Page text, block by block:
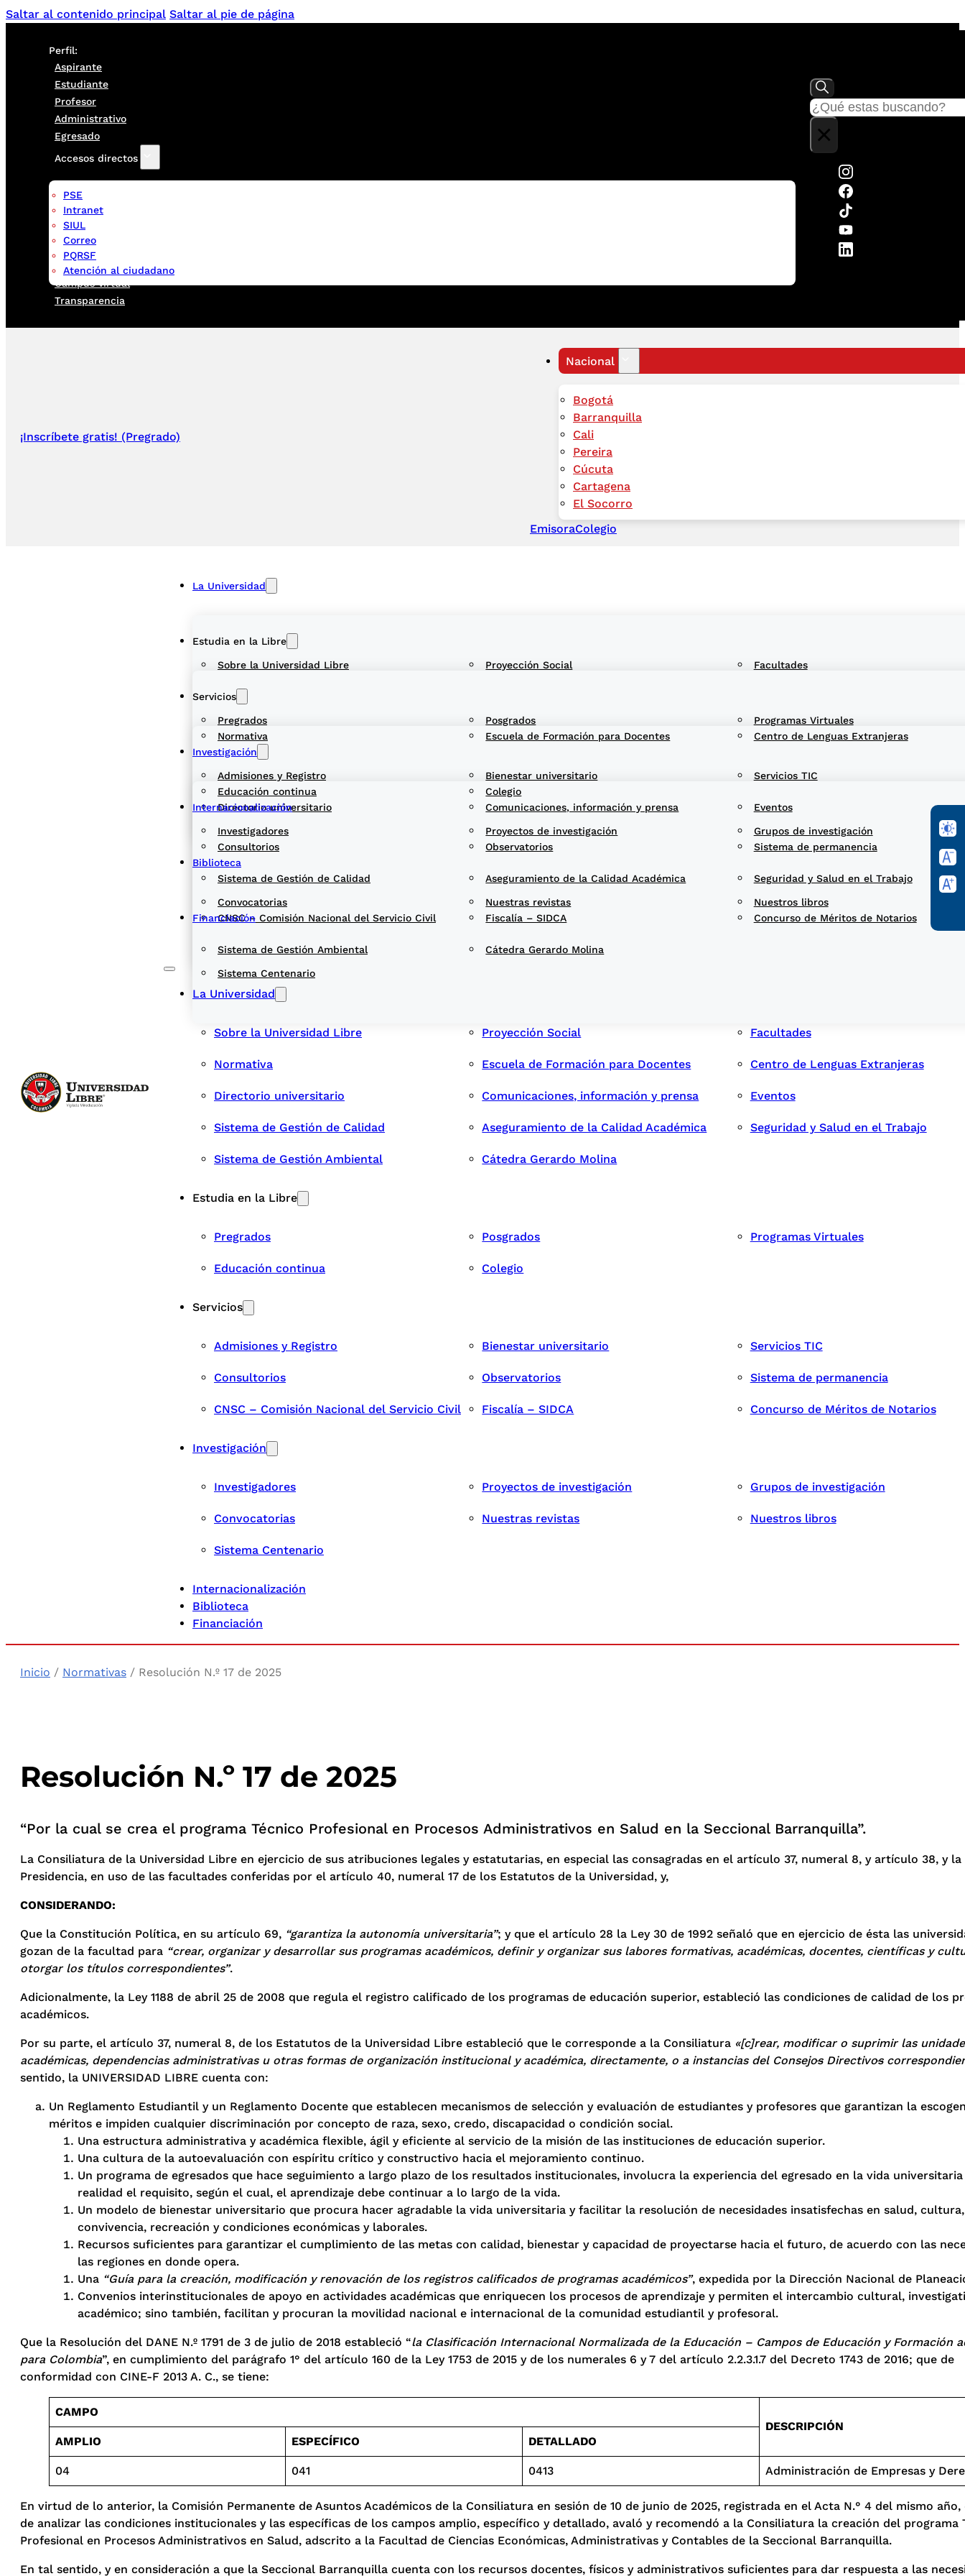
Saltar al contenido principal Saltar al pie de página
Perfil:
Aspirante
Estudiante
Profesor
Administrativo
Egresado
Accesos directos
PSE
Intranet
SIUL
Correo
PQRSF
Atención al ciudadano
Campus virtual
Transparencia
Buscar
×
¡Inscríbete gratis! (Pregrado)
Nacional
Bogotá
Barranquilla
Cali
Pereira
Cúcuta
Cartagena
El Socorro
EmisoraColegio
La Universidad
Sobre la Universidad Libre Proyección Social Facultades
Normativa Escuela de Formación para Docentes Centro de Lenguas Extranjeras
Directorio universitario Comunicaciones, información y prensa Eventos
Sistema de Gestión de Calidad Aseguramiento de la Calidad Académica Seguridad y Salud en el Trabajo
Sistema de Gestión Ambiental Cátedra Gerardo Molina
Estudia en la Libre
Pregrados Posgrados Programas Virtuales
Educación continua Colegio
Servicios
Admisiones y Registro Bienestar universitario Servicios TIC
Consultorios Observatorios Sistema de permanencia
CNSC – Comisión Nacional del Servicio Civil Fiscalía – SIDCA Concurso de Méritos de Notarios
Investigación
Investigadores Proyectos de investigación Grupos de investigación
Convocatorias Nuestras revistas Nuestros libros
Sistema Centenario
Internacionalización
Biblioteca
Financiación
La Universidad
Sobre la Universidad Libre Proyección Social Facultades
Normativa Escuela de Formación para Docentes Centro de Lenguas Extranjeras
Directorio universitario Comunicaciones, información y prensa Eventos
Sistema de Gestión de Calidad Aseguramiento de la Calidad Académica Seguridad y Salud en el Trabajo
Sistema de Gestión Ambiental Cátedra Gerardo Molina
Estudia en la Libre
Pregrados Posgrados Programas Virtuales
Educación continua Colegio
Servicios
Admisiones y Registro Bienestar universitario Servicios TIC
Consultorios Observatorios Sistema de permanencia
CNSC – Comisión Nacional del Servicio Civil Fiscalía – SIDCA Concurso de Méritos de Notarios
Investigación
Investigadores Proyectos de investigación Grupos de investigación
Convocatorias Nuestras revistas Nuestros libros
Sistema Centenario
Internacionalización
Biblioteca
Financiación
Inicio / Normativas / Resolución N.º 17 de 2025
Resolución N.º 17 de 2025
“Por la cual se crea el programa Técnico Profesional en Procesos Administrativos en Salud en la Seccional Barranquilla”.
La Consiliatura de la Universidad Libre en ejercicio de sus atribuciones legales y estatutarias, en especial las consagradas en el artículo 37, numeral 8, y artículo 38, y la
Presidencia, en uso de las facultades conferidas por el artículo 40, numeral 17 de los Estatutos de la Universidad, y,
CONSIDERANDO:
Que la Constitución Política, en su artículo 69, “garantiza la autonomía universitaria”; y que el artículo 28 la Ley 30 de 1992 señaló que en ejercicio de ésta las
gozan de la facultad para “crear, organizar y desarrollar sus programas académicos, definir y organizar sus labores formativas, académicas, docentes, científicas y
otorgar los títulos correspondientes”.
Adicionalmente, la Ley 1188 de abril 25 de 2008 que regula el registro calificado de los programas de educación superior, estableció las condiciones de calidad de los
académicos.
Por su parte, el artículo 37, numeral 8, de los Estatutos de la Universidad Libre estableció que le corresponde a la Consiliatura «[c]rear, modificar o suprimir las
académicas, dependencias administrativas u otras formas de organización institucional y académica, directamente, o a instancias del ConsejosDirectivos
sentido, la UNIVERSIDAD LIBRE cuenta con:
Un Reglamento Estudiantil y un Reglamento Docente que establecen mecanismos de selección y evaluación de estudiantes y profesores que garantizan la
méritos e impiden cualquier discriminación por concepto de raza, sexo, credo, discapacidad o condición social.
Una estructura administrativa y académica flexible, ágil y eficiente al servicio de la misión de las instituciones de educación superior.
Una cultura de la autoevaluación con espíritu crítico y constructivo hacia el mejoramiento continuo.
Un programa de egresados que hace seguimiento a largo plazo de los resultados institucionales, involucra la experiencia del egresado en la vida universitaria
realidad el requisito, según el cual, el aprendizaje debe continuar a lo largo de la vida.
Un modelo de bienestar universitario que procura hacer agradable la vida universitaria y facilitar la resolución de necesidades insatisfechas en salud, cultura,
convivencia, recreación y condiciones económicas y laborales.
Recursos suficientes para garantizar el cumplimiento de las metas con calidad, bienestar y capacidad de proyectarse hacia el futuro, de acuerdo con las
las regiones en donde opera.
Una “Guía para la creación, modificación y renovación de los registros calificados de programas académicos”, expedida por la Dirección Nacional de
Convenios interinstitucionales de apoyo en actividades académicas que enriquecen los procesos de aprendizaje y permiten el intercambio cultural,
académico; sino también, facilitan y procuran la movilidad nacional e internacional de la comunidad estudiantil y profesoral.
Que la Resolución del DANE N.º 1791 de 3 de julio de 2018 estableció “la Clasificación Internacional Normalizada de la Educación – Campos de Educación y Formación
para Colombia”, en cumplimiento del parágrafo 1° del artículo 160 de la Ley 1753 de 2015 y de los numerales 6 y 7 del artículo 2.2.3.1.7 del Decreto 1743 de 2016; que de
conformidad con CINE-F 2013 A. C., se tiene:
CAMPO
DESCRIPCIÓN
AMPLIO
ESPECÍFICO DETALLADO
04 041 0413 Administración de Empresas y
En virtud de lo anterior, la Comisión Permanente de Asuntos Académicos de la Consiliatura en sesión de 10 de junio de 2025, registrada en el Acta N.° 4 del mismo año,
de analizar las condiciones institucionales y las específicas de los campos amplio, específico y detallado, avaló y recomendó a la Consiliatura la creación del programa
Profesional en Procesos Administrativos en Salud, adscrito a la Facultad de Ciencias Económicas, Administrativas y Contables de la Seccional Barranquilla.
En tal sentido, y en consideración a que la Seccional Barranquilla cuenta con los recursos docentes, físicos y administrativos suficientes para dar respuesta a las